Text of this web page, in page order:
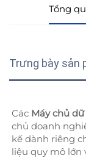
Tổng
Trưng bày sản
Các Máy chủ
chủ doanh
kế dành riêng
liệu quy mô lớn